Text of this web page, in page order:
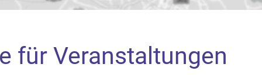
für Veranstaltungen